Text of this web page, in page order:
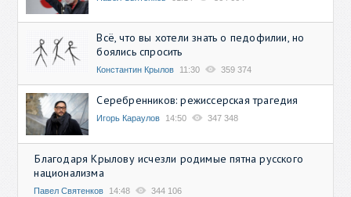
Всё, что вы хотели знать о педофилии, но
боялись спросить
Константин Крылов 11:30 359 374
Серебренников: режиссерская трагедия
Игорь Караулов 14:50 347 348
Благодаря Крылову исчезли родимые пятна русского
национализма
Павел Святенков 14:48 344 106